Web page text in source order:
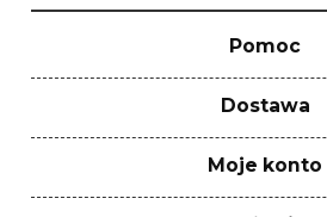
Pomoc
Dostawa
Moje konto